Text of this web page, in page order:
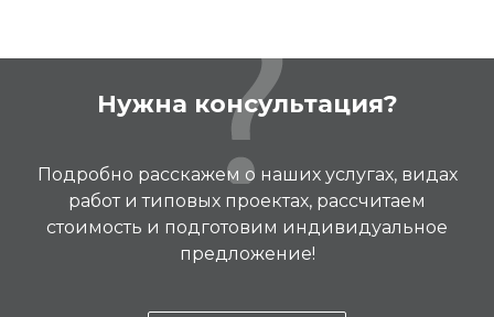
Нужна консультация?
Подробно расскажем о наших услугах, видах
работ и типовых проектах, рассчитаем
стоимость и подготовим индивидуальное
предложение!